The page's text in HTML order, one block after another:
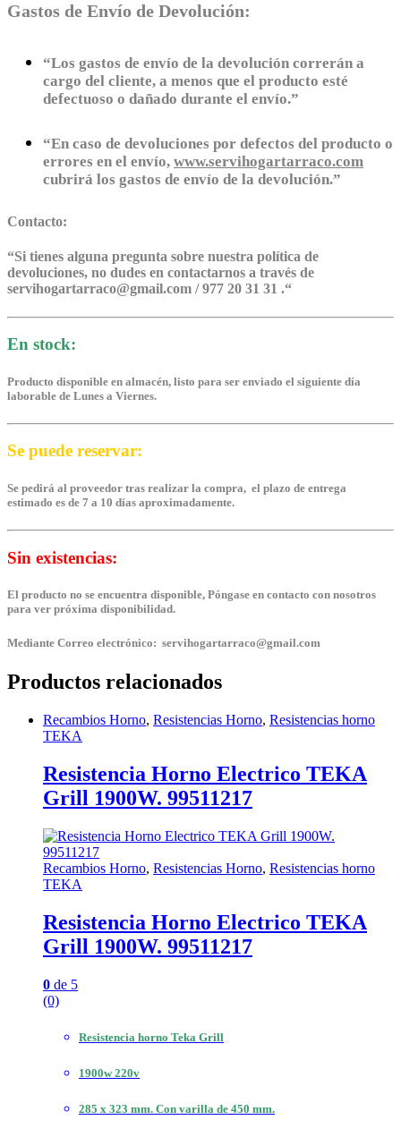
Gastos de Envío de Devolución:
“Los gastos de envío de la devolución correrán a
cargo del cliente, a menos que el producto esté
defectuoso o dañado durante el envío.”
“En caso de devoluciones por defectos del producto o
errores en el envío, www.servihogartarraco.com
cubrirá los gastos de envío de la devolución.”
Contacto:
“Si tienes alguna pregunta sobre nuestra política de
devoluciones, no dudes en contactarnos a través de
servihogartarraco@gmail.com / 977 20 31 31 .“
En stock:
Producto disponible en almacén, listo para ser enviado el siguiente día
laborable de Lunes a Viernes.
Se puede reservar:
Se pedirá al proveedor tras realizar la compra, el plazo de entrega
estimado es de 7 a 10 días aproximadamente.
Sin existencias:
El producto no se encuentra disponible, Póngase en contacto con nosotros
para ver próxima disponibilidad.
Mediante Correo electrónico: servihogartarraco@gmail.com
Productos relacionados
Recambios Horno, Resistencias Horno, Resistencias horno
TEKA
Resistencia Horno Electrico TEKA
Grill 1900W. 99511217
Recambios Horno, Resistencias Horno, Resistencias horno
TEKA
Resistencia Horno Electrico TEKA
Grill 1900W. 99511217
0 de 5
(0)
Resistencia horno Teka Grill
1900w 220v
285 x 323 mm. Con varilla de 450 mm.